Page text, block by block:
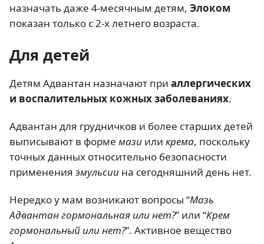
назначать даже 4-месячным детям, Элоком
показан только с 2-х летнего возраста.
Для детей
Детям Адвантан назначают при аллергических
и воспалительных кожных заболеваниях.
Адвантан для грудничков и более старших детей
выписывают в форме мази или крема, поскольку
точных данных относительно безопасности
применения эмульсии на сегодняшний день нет.
Нередко у мам возникают вопросы “Мазь
Адвантан гормональная или нет?” или “Крем
гормональный или нет?”. Активное вещество